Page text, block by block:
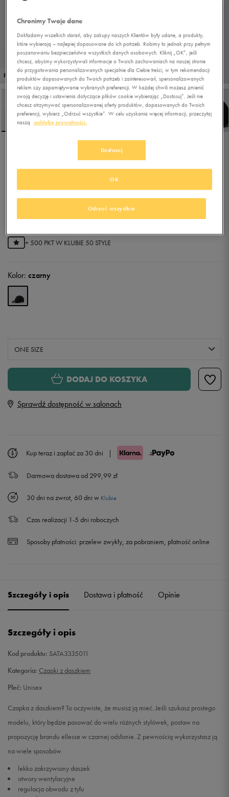
PROMO: DO -30% 1/6
ELLESSE CZAPKA MARLON
UNSTRUCTURED CAP BLK
0.0(0)
59,99złz Vat
+ 500 PKT W KLUBIE 50 STYLE
Kolor: czarny
ONE SIZE
ONE SIZE DODAJ DO KOSZYKA
Sprawdź dostępność w salonach
Kup teraz i zapłać za 30 dni |
Darmowa dostawa od 299,99 zł
30 dni na zwrot, 60 dni w Klubie
Czas realizacji 1-5 dni roboczych
Sposoby płatności: przelew zwykły, za pobraniem, płatność online
Szczegóły i opis Dostawa i płatność Opinie
Szczegóły i opis
Kod produktu: SATA3335011
Kategoria: Czapki z daszkiem
Płeć: Unisex
Czapka z daszkiem? To oczywiste, że musisz ją mieć. Jeśli szukasz prostego
modelu, który będzie pasować do wielu różnych stylówek, postaw na
propozycję brandu ellesse w czarnej odsłonie. Z pewnością wykorzystasz ją
na wiele sposobów.
lekko zakrzywiony daszek
otwory wentylacyjne
regulacja obwodu z tyłu
Chronimy Twoje dane
Dokładamy wszelkich starań, aby zakupy naszych Klientów były udane, a produkty,
które wybierają – najlepiej dopasowane do ich potrzeb. Robimy to jednak przy pełnym
poszanowaniu bezpieczeństwa wszystkich danych osobowych. Kliknij „OK”, jeśli
chcesz, abyśmy wykorzystywali informacje o Twoich zachowaniach na naszej stronie
do przygotowania personalizowanych specjalnie dla Ciebie treści, w tym rekomendacji
produktów dopasowanych do Twoich potrzeb i zainteresowań, spersonalizowanych
reklam czy zapamiętywanie wybranych preferencji. W każdej chwili możesz zmienić
swoją decyzję i ustawienia dotyczące plików cookie wybierając „Dostosuj”. Jeśli nie
chcesz otrzymywać spersonalizowanej oferty produktów, dopasowanych do Twoich
preferencji, wybierz „Odrzuć wszystkie”. W celu uzyskania więcej informacji, przeczytaj
naszą
politykę prywatności.
Dostosuj
Odrzuć wszystkie
OK